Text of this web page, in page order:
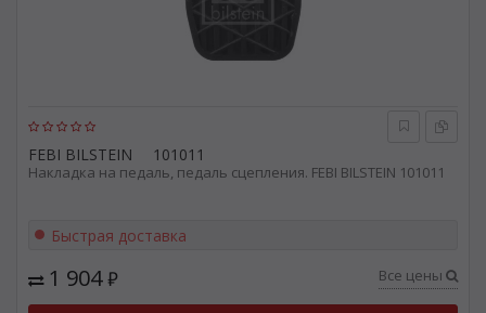
FEBI BILSTEIN 101011
Накладка на педаль, педаль сцепления. FEBI BILSTEIN 101011
Быстрая доставка
1 904₽ Все цены